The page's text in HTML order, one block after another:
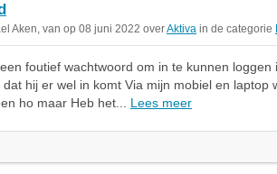
Aken, van op 08 juni 2022 overAktiva in de categorie
foutief wachtwoord om in te kunnen loggen
hij er wel in komt Via mijn mobiel en laptop
ho maar Heb het... Lees meer